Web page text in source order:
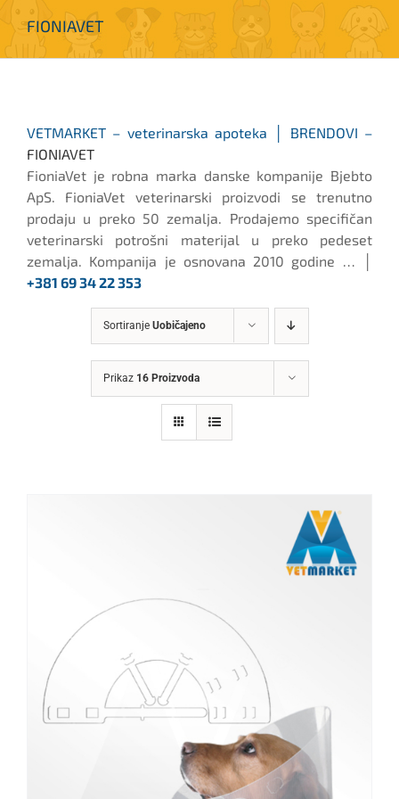
FIONIAVET
VETMARKET – veterinarska apoteka │ BRENDOVI –
FIONIAVET
FioniaVet je robna marka danske kompanije Bjebto
ApS. FioniaVet veterinarski proizvodi se trenutno
prodaju u preko 50 zemalja. Prodajemo specifičan
veterinarski potrošni materijal u preko pedeset
zemalja. Kompanija je osnovana 2010 godine … │
+381 69 34 22 353
Sortiranje Uobičajeno
Prikaz 16 Proizvoda